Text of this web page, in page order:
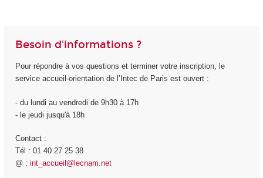
Besoin d'informations ?
Pour répondre à vos questions et terminer votre inscription, le
service accueil-orientation de l’Intec de Paris est ouvert :
- du lundi au vendredi de 9h30 à 17h
- le jeudi jusqu'à 18h
Contact :
Tél : 01 40 27 25 38
@ : int_accueil@lecnam.net